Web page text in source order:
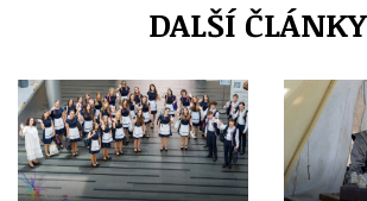
DALŠÍ ČLÁNKY